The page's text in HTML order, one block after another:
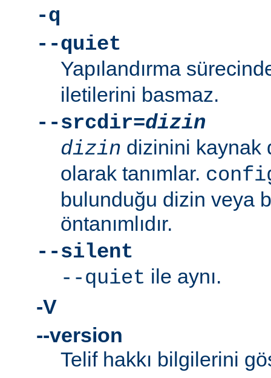
-q
--quiet
Yapılandırma
iletilerini basmaz.
--srcdir=dizin
dizin dizinini kaynak
olarak tanımlar.
bulunduğu dizin veya
öntanımlıdır.
--silent
--quiet ile aynı.
-V
--version
Telif hakkı bilgilerini